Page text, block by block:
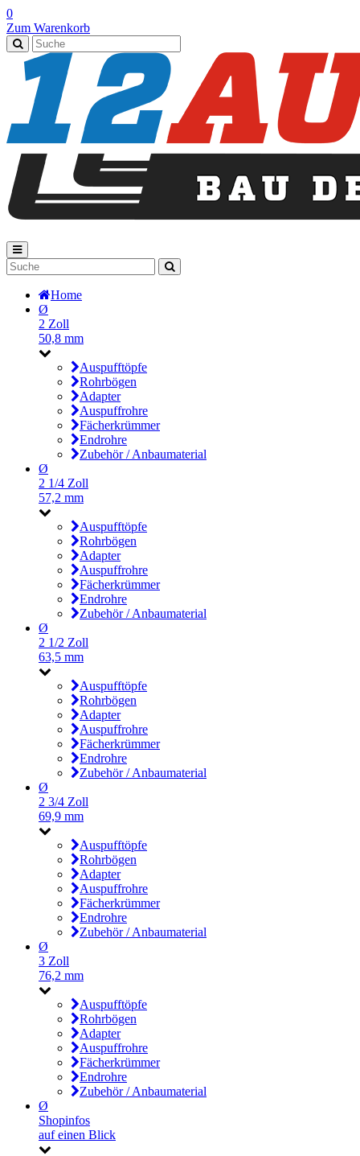
0
Zum Warenkorb
Home
Ø
2 Zoll
50,8 mm
Auspufftöpfe
Rohrbögen
Adapter
Auspuffrohre
Fächerkrümmer
Endrohre
Zubehör / Anbaumaterial
Ø
2 1/4 Zoll
57,2 mm
Auspufftöpfe
Rohrbögen
Adapter
Auspuffrohre
Fächerkrümmer
Endrohre
Zubehör / Anbaumaterial
Ø
2 1/2 Zoll
63,5 mm
Auspufftöpfe
Rohrbögen
Adapter
Auspuffrohre
Fächerkrümmer
Endrohre
Zubehör / Anbaumaterial
Ø
2 3/4 Zoll
69,9 mm
Auspufftöpfe
Rohrbögen
Adapter
Auspuffrohre
Fächerkrümmer
Endrohre
Zubehör / Anbaumaterial
Ø
3 Zoll
76,2 mm
Auspufftöpfe
Rohrbögen
Adapter
Auspuffrohre
Fächerkrümmer
Endrohre
Zubehör / Anbaumaterial
Ø
Shopinfos
auf einen Blick